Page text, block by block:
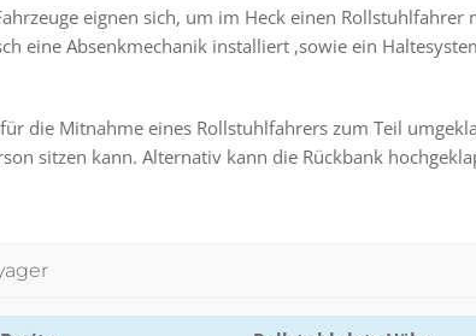
eignen sich, um im Heck einen
eine Absenkmechanik installiert ,sowie ein
die Mitnahme eines Rollstuhlfahrers zum Teil
sitzen kann. Alternativ kann die Rückbank